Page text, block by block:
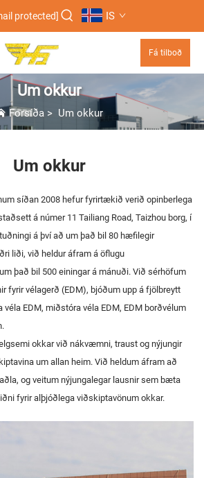
protected] IS
Fá tilboð
Um okkur
Forsíða > Um okkur
Um okkur
síðan 2008 hefur fyrirtækið verið opinberlega
á númer 11 Tailiang Road, Taizhou borg, í
á því að um það bil 80 hæfilegir
liði, við heldur áfram á öflugu
það bil 500 einingar á mánuði. Við sérhöfum
fyrir vélagerð (EDM), bjóðum upp á fjölbreytt
EDM, miðstóra véla EDM, EDM borðvélum
okkar við nákvæmni, traust og nýjungir
um allan heim. Við heldum áfram að
og veitum nýjungalegar lausnir sem bæta
fyrir alþjóðlega viðskiptavönum okkar.